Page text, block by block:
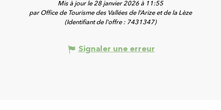
Mis à jour le 28 janvier 2026 à 11:55
par Office de Tourisme des Vallées de l’Arize et de la Lèze
(Identifiant de l'offre : 7431347)
Signaler une erreur